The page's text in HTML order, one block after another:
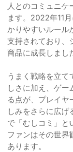
人とのコミュニケ
ます。2022年11
かりやすいルール
支持されており、
商品に成長しまし
うまく戦略を立て
しさに加え、ゲー
る点が、プレイヤ
しみをさらに広げ
で「むしコミ」と
ファンはその世界
あります。